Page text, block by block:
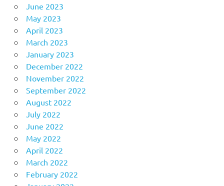
June 2023
May 2023
April 2023
March 2023
January 2023
December 2022
November 2022
September 2022
August 2022
July 2022
June 2022
May 2022
April 2022
March 2022
February 2022